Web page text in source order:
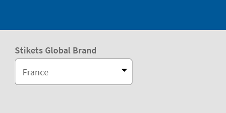
Stikets Global Brand
France